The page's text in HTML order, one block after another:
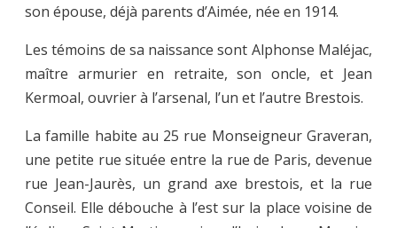
son épouse, déjà parents d’Aimée, née en 1914.
Les témoins de sa naissance sont Alphonse Maléjac,
maître armurier en retraite, son oncle, et Jean
Kermoal, ouvrier à l’arsenal, l’un et l’autre Brestois.
La famille habite au 25 rue Monseigneur Graveran,
une petite rue située entre la rue de Paris, devenue
rue Jean-Jaurès, un grand axe brestois, et la rue
Conseil. Elle débouche à l’est sur la place voisine de